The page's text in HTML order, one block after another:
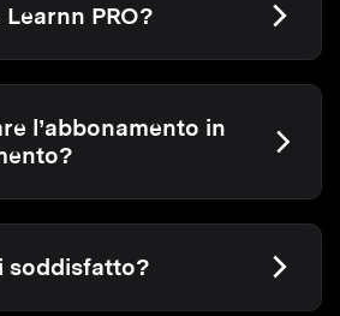
PRO?
l’abbonamento in
soddisfatto?